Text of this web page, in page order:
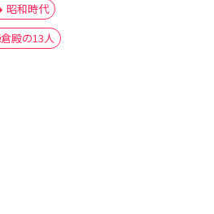
昭和時代
殿の13人